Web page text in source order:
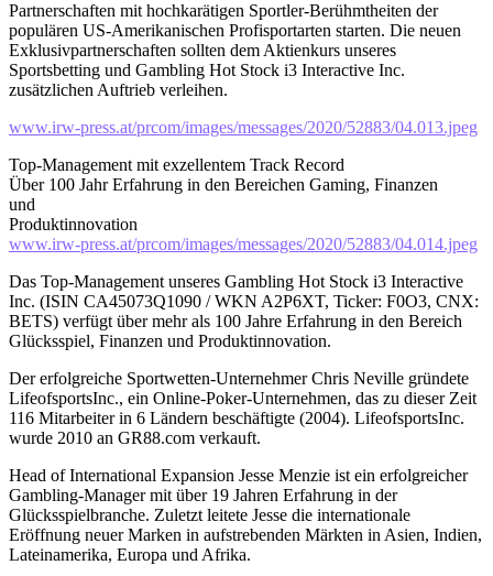
Partnerschaften mit hochkarätigen Sportler-Berühmtheiten der
populären US-Amerikanischen Profisportarten starten. Die neuen
Exklusivpartnerschaften sollten dem Aktienkurs unseres
Sportsbetting und Gambling Hot Stock i3 Interactive Inc.
zusätzlichen Auftrieb verleihen.
www.irw-press.at/prcom/images/messages/2020/52883/04.013.jpeg
Top-Management mit exzellentem Track Record
Über 100 Jahr Erfahrung in den Bereichen Gaming, Finanzen
und
Produktinnovation
www.irw-press.at/prcom/images/messages/2020/52883/04.014.jpeg
Das Top-Management unseres Gambling Hot Stock i3 Interactive
Inc. (ISIN CA45073Q1090 / WKN A2P6XT, Ticker: F0O3, CNX:
BETS) verfügt über mehr als 100 Jahre Erfahrung in den Bereich
Glücksspiel, Finanzen und Produktinnovation.
Der erfolgreiche Sportwetten-Unternehmer Chris Neville gründete
LifeofsportsInc., ein Online-Poker-Unternehmen, das zu dieser Zeit
116 Mitarbeiter in 6 Ländern beschäftigte (2004). LifeofsportsInc.
wurde 2010 an GR88.com verkauft.
Head of International Expansion Jesse Menzie ist ein erfolgreicher
Gambling-Manager mit über 19 Jahren Erfahrung in der
Glücksspielbranche. Zuletzt leitete Jesse die internationale
Eröffnung neuer Marken in aufstrebenden Märkten in Asien, Indien,
Lateinamerika, Europa und Afrika.